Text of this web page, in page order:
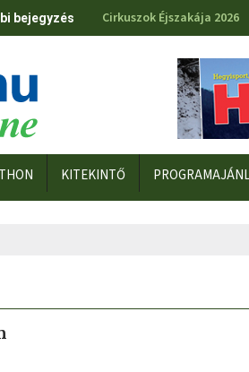
bejegyzés Cirkuszok Éjszakája 2026
KITEKINTŐ